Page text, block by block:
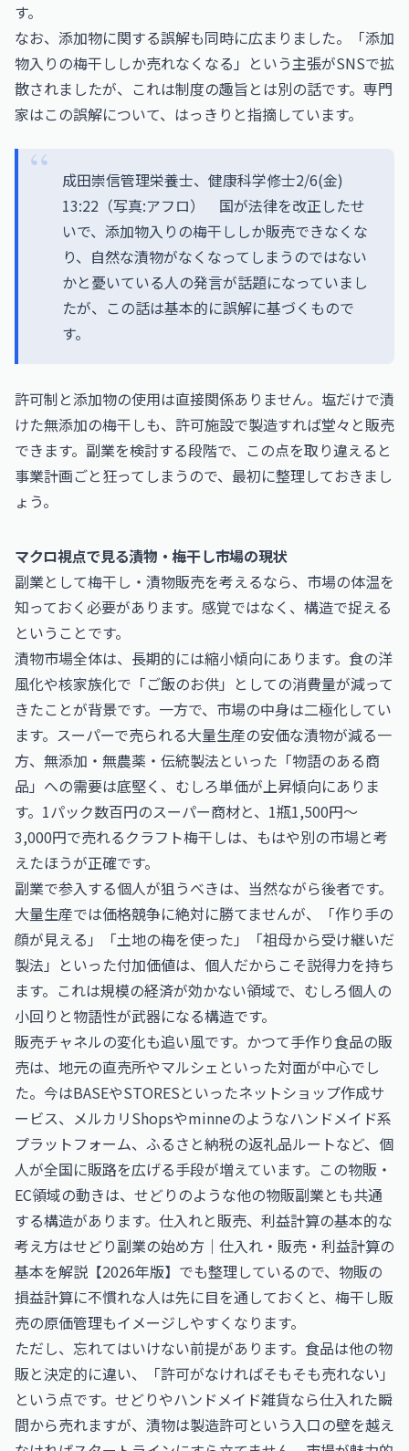
す。
なお、添加物に関する誤解も同時に広まりました。「添加
物入りの梅干ししか売れなくなる」という主張がSNSで拡
散されましたが、これは制度の趣旨とは別の話です。専門
家はこの誤解について、はっきりと指摘しています。
成田崇信管理栄養士、健康科学修士2/6(金)
13:22（写真:アフロ） 国が法律を改正したせ
いで、添加物入りの梅干ししか販売できなくな
り、自然な漬物がなくなってしまうのではない
かと憂いている人の発言が話題になっていまし
たが、この話は基本的に誤解に基づくもので
す。
許可制と添加物の使用は直接関係ありません。塩だけで漬
けた無添加の梅干しも、許可施設で製造すれば堂々と販売
できます。副業を検討する段階で、この点を取り違えると
事業計画ごと狂ってしまうので、最初に整理しておきまし
ょう。
マクロ視点で見る漬物・梅干し市場の現状
副業として梅干し・漬物販売を考えるなら、市場の体温を
知っておく必要があります。感覚ではなく、構造で捉える
ということです。
漬物市場全体は、長期的には縮小傾向にあります。食の洋
風化や核家族化で「ご飯のお供」としての消費量が減って
きたことが背景です。一方で、市場の中身は二極化してい
ます。スーパーで売られる大量生産の安価な漬物が減る一
方、無添加・無農薬・伝統製法といった「物語のある商
品」への需要は底堅く、むしろ単価が上昇傾向にありま
す。1パック数百円のスーパー商材と、1瓶1,500円〜
3,000円で売れるクラフト梅干しは、もはや別の市場と考
えたほうが正確です。
副業で参入する個人が狙うべきは、当然ながら後者です。
大量生産では価格競争に絶対に勝てませんが、「作り手の
顔が見える」「土地の梅を使った」「祖母から受け継いだ
製法」といった付加価値は、個人だからこそ説得力を持ち
ます。これは規模の経済が効かない領域で、むしろ個人の
小回りと物語性が武器になる構造です。
販売チャネルの変化も追い風です。かつて手作り食品の販
売は、地元の直売所やマルシェといった対面が中心でし
た。今はBASEやSTORESといったネットショップ作成サ
ービス、メルカリShopsやminneのようなハンドメイド系
プラットフォーム、ふるさと納税の返礼品ルートなど、個
人が全国に販路を広げる手段が増えています。この物販・
EC領域の動きは、せどりのような他の物販副業とも共通
する構造があります。仕入れと販売、利益計算の基本的な
考え方はせどり副業の始め方｜仕入れ・販売・利益計算の
基本を解説【2026年版】 でも整理しているので、物販の
損益計算に不慣れな人は先に目を通しておくと、梅干し販
売の原価管理もイメージしやすくなります。
ただし、忘れてはいけない前提があります。食品は他の物
販と決定的に違い、「許可がなければそもそも売れない」
という点です。せどりやハンドメイド雑貨なら仕入れた瞬
間から売れますが、漬物は製造許可という入口の壁を越え